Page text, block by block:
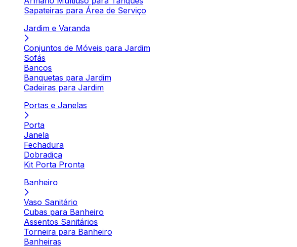
Sapateiras para Área de Serviço
Jardim e Varanda
Conjuntos de Móveis para Jardim
Sofás
Bancos
Banquetas para Jardim
Cadeiras para Jardim
Portas e Janelas
Porta
Janela
Fechadura
Dobradiça
Kit Porta Pronta
Banheiro
Vaso Sanitário
Cubas para Banheiro
Assentos Sanitários
Torneira para Banheiro
Banheiras